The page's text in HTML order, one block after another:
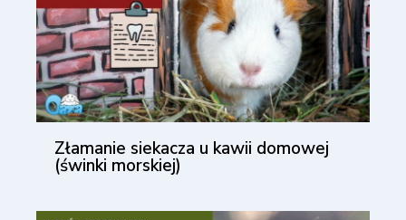
Złamanie siekacza u kawii domowej
(świnki morskiej)